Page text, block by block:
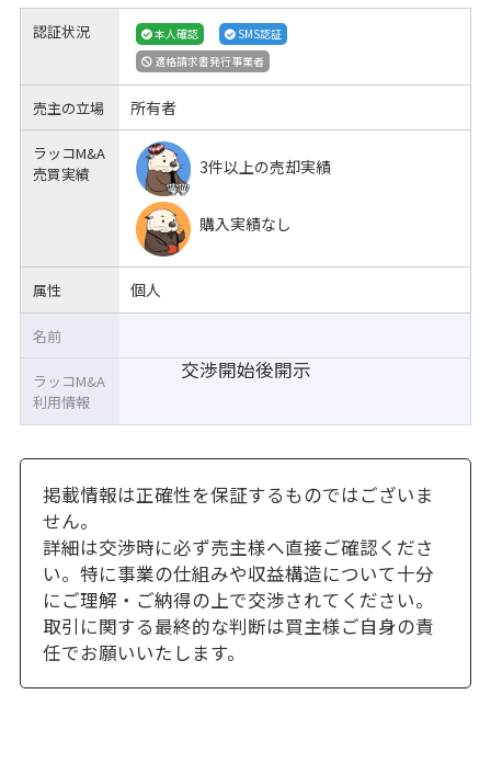
認証状況 本人確認
SMS認証
適格請求書発行事業者
売主の立場 所有者
ラッコM&A
売買実績
3件以上の売却実績
購入実績なし
属性 個人
交渉開始後開示
名前
ラッコM&A
利用情報
掲載情報は正確性を保証するものではございま
せん。
詳細は交渉時に必ず売主様へ直接ご確認くださ
い。特に事業の仕組みや収益構造について十分
にご理解・ご納得の上で交渉されてください。
取引に関する最終的な判断は買主様ご自身の責
任でお願いいたします。